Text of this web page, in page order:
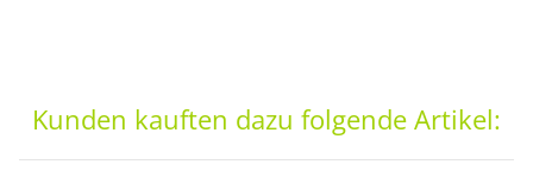
Kunden kauften dazu folgende Artikel: